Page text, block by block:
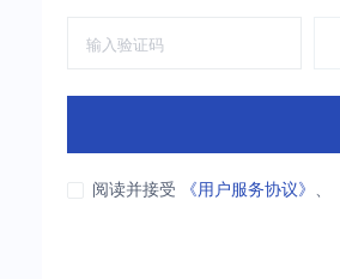
阅读并接受 《用户服务协议》 、